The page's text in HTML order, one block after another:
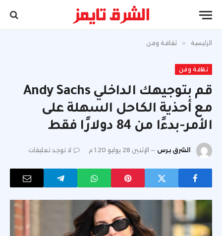
الرئيسية » ثقافة وفن
ثقافة وفن
قم بتوجيهك الداخلي Andy Sachs
مع أحذية الكاحل السهلة على
الأمر-بدءًا من 84 دولارًا فقط
الشرق برس الإثنين 28 يوليو 1:20 م لا توجد تعليقات